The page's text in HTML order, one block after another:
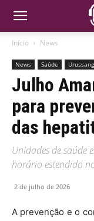
Início News
News Saúde
Julho
para
das
Unidades de saúde
horário estendido
2 de julho de 2026
A prevenção e o